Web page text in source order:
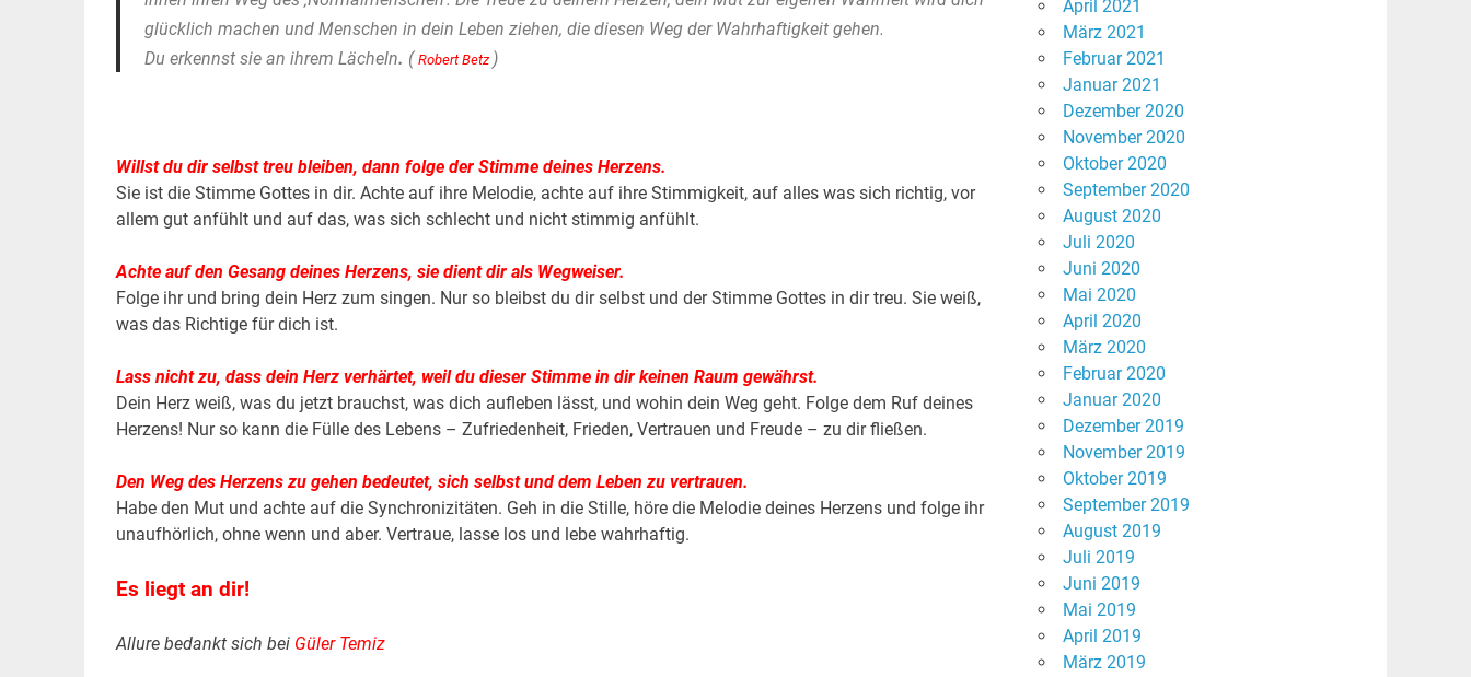
glücklich machen und Menschen in dein Leben ziehen, die diesen Weg der Wahrhaftigkeit gehen.
Du erkennst sie an ihrem Lächeln. (Robert Betz )
Willst du dir selbst treu bleiben, dann folge der Stimme deines Herzens.
Sie ist die Stimme Gottes in dir. Achte auf ihre Melodie, achte auf ihre Stimmigkeit, auf alles was sich richtig, vor
allem gut anfühlt und auf das, was sich schlecht und nicht stimmig anfühlt.
Achte auf den Gesang deines Herzens, sie dient dir als Wegweiser.
Folge ihr und bring dein Herz zum singen. Nur so bleibst du dir selbst und der Stimme Gottes in dir treu. Sie weiß,
was das Richtige für dich ist.
Lass nicht zu, dass dein Herz verhärtet, weil du dieser Stimme in dir keinen Raum gewährst.
Dein Herz weiß, was du jetzt brauchst, was dich aufleben lässt, und wohin dein Weg geht. Folge dem Ruf deines
Herzens! Nur so kann die Fülle des Lebens – Zufriedenheit, Frieden, Vertrauen und Freude – zu dir fließen.
Den Weg des Herzens zu gehen bedeutet, sich selbst und dem Leben zu vertrauen.
Habe den Mut und achte auf die Synchronizitäten. Geh in die Stille, höre die Melodie deines Herzens und folge ihr
unaufhörlich, ohne wenn und aber. Vertraue, lasse los und lebe wahrhaftig.
Es liegt an dir!
Allure bedankt sich bei Güler Temiz
April 2021
März 2021
Februar 2021
Januar 2021
Dezember 2020
November 2020
Oktober 2020
September 2020
August 2020
Juli 2020
Juni 2020
Mai 2020
April 2020
März 2020
Februar 2020
Januar 2020
Dezember 2019
November 2019
Oktober 2019
September 2019
August 2019
Juli 2019
Juni 2019
Mai 2019
April 2019
März 2019